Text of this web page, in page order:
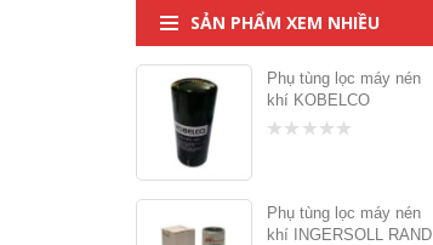
SẢN PHẨM XEM NHIỀU
Phụ tùng lọc máy nén
khí KOBELCO
Phụ tùng lọc máy nén
khí INGERSOLL RAND